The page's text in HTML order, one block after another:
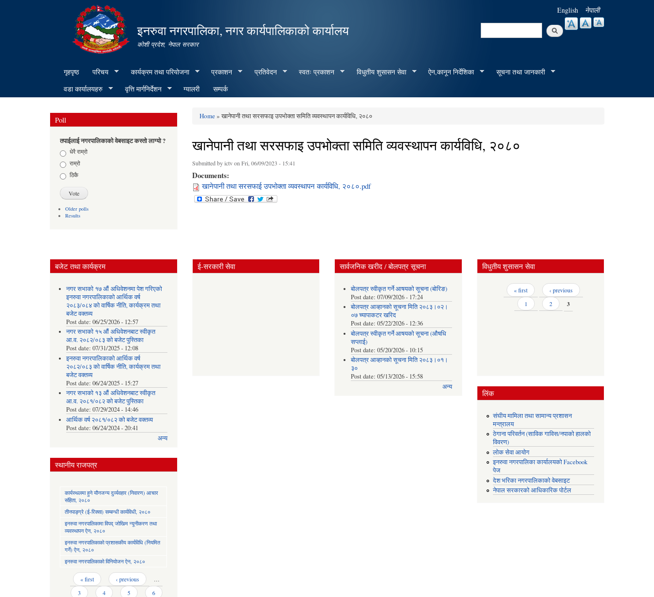
content
इनरुवा नगरपालिका, नगर कार्यपालिकाको कार्यालय
कोशी प्रदेश, नेपाल सरकार
English नेपाली
Search
गृहपृष्ठ परिचय कार्यक्रम तथा परियोजना प्रकाशन प्रतिवेदन स्वतः प्रकाशन विधुतीय शुसासन सेवा ऐन,कानून निर्देशिका
सूचना तथा जानकारी
वडा कार्यालयहरु
वृत्ति मार्गनिर्देशन ग्यालरी सम्पर्क
Poll
तपाईलाई नगरपालिकाको वेबसाइट कस्तो लाग्यो ?
Choicesधेरै राम्रो
राम्रो
ठिकै
Older polls
Results
Home» खानेपानी तथा सरसफाइ उपभोक्ता समिति व्यवस्थापन कार्यविधि, २०८०
खानेपानी तथा सरसफाइ उपभोक्ता समिति व्यवस्थापन कार्यविधि, २०८०
Submitted byictvon Fri, 06/09/2023 - 15:41
Documents:
खानेपानी तथा सरसफाई उपभोक्ता व्यवस्थापन कार्यविधि, २०८०.pdf
बजेट तथा कार्यक्रम
नगर सभाको १७ औं अधिवेशनमा पेश गरिएको
इनरुवा नगरपालिकाको आर्थिक वर्ष
२०८३/०८४ को वार्षिक नीति, कार्यक्रम तथा
बजेट वक्तव्य
Post date: 06/25/2026 - 12:57
नगर सभाको १५ औं अधिवेशनबाट स्वीकृत
आ.व. २०८२/०८३ को बजेट पुस्तिका
Post date: 07/31/2025 - 12:08
इनरुवा नगरपालिकाको आर्थिक वर्ष
२०८२/०८३ को वार्षिक नीति, कार्यक्रम तथा
बजेट वक्तव्य
Post date: 06/24/2025 - 15:27
नगर सभाको १३ औं अधिवेशनबाट स्वीकृत
आ.व. २०८१/०८२ को बजेट पुस्तिका
Post date: 07/29/2024 - 14:46
आर्थिक वर्ष २०८१/०८२ को बजेट वक्तव्य
Post date: 06/24/2024 - 20:41
अन्य
स्थानीय राजपत्र
कार्यस्थलमा हुने यौनजन्य दुर्व्यवहार (निवारण) आचार
संहिता, २०८०
तीनपाङ्ग्रे (ई-रिक्सा) सम्बन्धी कार्यविधी, २०८०
इनरुवा नगरपालिकामा विपद् जोखिम न्यूनीकरण तथा
व्यवस्थापन ऐन, २०८०
इनरुवा नगरपालिकाको प्रशासकीय कार्यविधि (नियमित
गर्ने) ऐन, २०८०
इनरुवा नगरपालिकाको विनियोजन ऐन, २०८०
Pages « first ‹ previous
…
3
4 5 6
ई-सरकारी सेवा सार्वजनिक खरीद / बोलपत्र सूचना
बोलपत्र स्वीकृत गर्ने आषयको सूचना (बोरिङ)
Post date: 07/09/2026 - 17:24
बोलपत्र आव्हानको सूचना मिति २०८३।०२।
०७ च्यापाकटर खरिद
Post date: 05/22/2026 - 12:36
बोलपत्र स्वीकृत गर्ने आषयको सूचना (औषधि
सप्लाई)
Post date: 05/20/2026 - 10:15
बोलपत्र आव्हानको सूचना मिति २०८३।०१।
३०
Post date: 05/13/2026 - 15:58
अन्य
विधुतीय शुसासन सेवा
Pages « first
‹ previous
1
2 3
लिंक
संघीय मामिला तथा सामान्य प्रशासन
मन्त्रालय
ठेगाना परिवर्तन (साविक गाविस/नपाको हालको
विवरण)
लोक सेवा आयोग
इनरुवा नगरपालिका कार्यालयको Facebook
पेज
देश भरिका नगरपालिकाको वेबसाइट
नेपाल सरकारको आधिकारिक पोर्टल